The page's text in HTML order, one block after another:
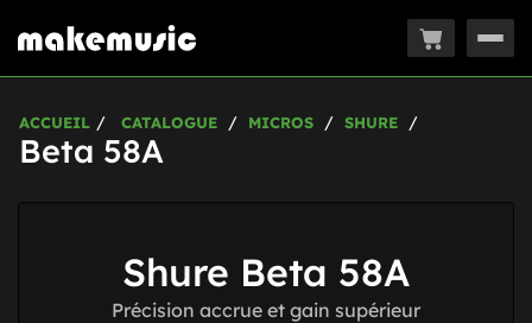
ACCUEIL CATALOGUE MICROS SHURE
Beta 58A
Shure Beta 58A
Précision accrue et gain supérieur